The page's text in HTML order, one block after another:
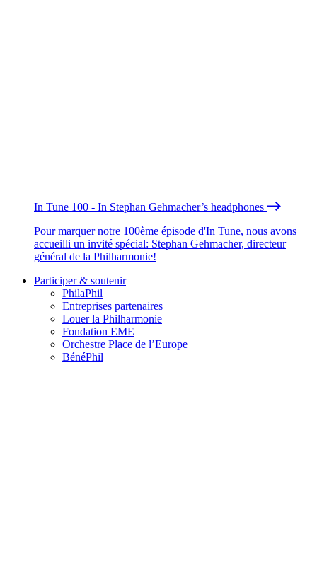
In Tune 100 - In Stephan Gehmacher’s headphones
Pour marquer notre 100ème épisode d'In Tune, nous avons
accueilli un invité spécial: Stephan Gehmacher, directeur
général de la Philharmonie!
Participer & soutenir
PhilaPhil
Entreprises partenaires
Louer la Philharmonie
Fondation EME
Orchestre Place de l’Europe
BénéPhil